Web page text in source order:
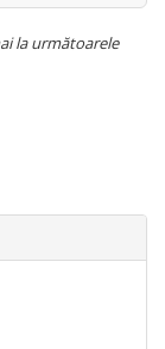
la următoarele